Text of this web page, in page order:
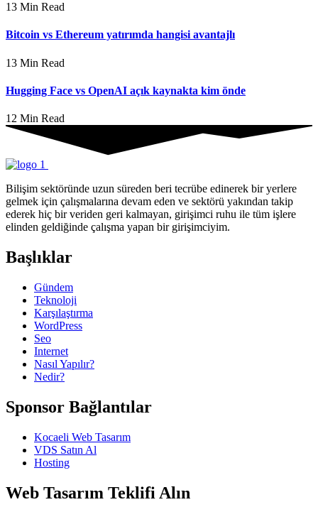
13 Min Read
Bitcoin vs Ethereum yatırımda hangisi avantajlı
13 Min Read
Hugging Face vs OpenAI açık kaynakta kim önde
12 Min Read
Bilişim sektöründe uzun süreden beri tecrübe edinerek bir yerlere
gelmek için çalışmalarına devam eden ve sektörü yakından takip
ederek hiç bir veriden geri kalmayan, girişimci ruhu ile tüm işlere
elinden geldiğinde çalışma yapan bir girişimciyim.
Başlıklar
Gündem
Teknoloji
Karşılaştırma
WordPress
Seo
Internet
Nasıl Yapılır?
Nedir?
Sponsor Bağlantılar
Kocaeli Web Tasarım
VDS Satın Al
Hosting
Web Tasarım Teklifi Alın